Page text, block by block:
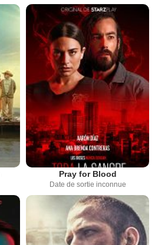
Pray for Blood
Date de sortie inconnue